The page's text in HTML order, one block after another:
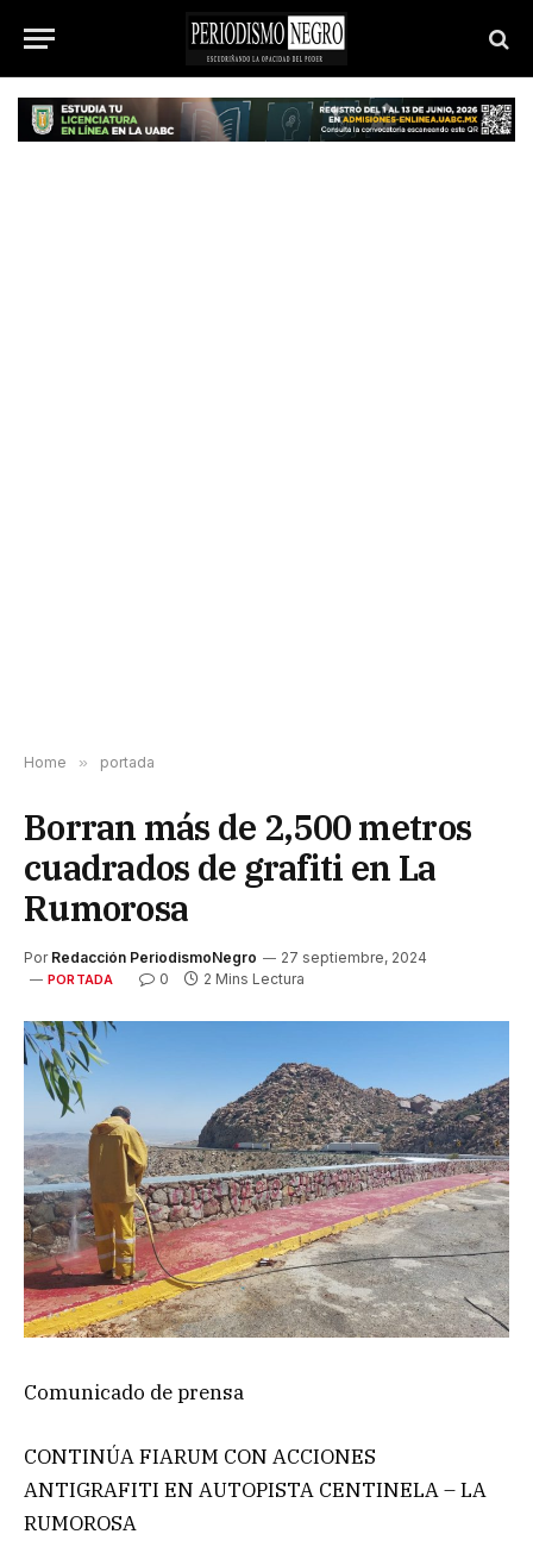
Home » portada
Borran más de 2,500 metros
cuadrados de grafiti en La
Rumorosa
Por Redacción PeriodismoNegro 27 septiembre, 2024
PORTADA 0 2 Mins Lectura
Comunicado de prensa
CONTINÚA FIARUM CON ACCIONES
ANTIGRAFITI EN AUTOPISTA CENTINELA – LA
RUMOROSA